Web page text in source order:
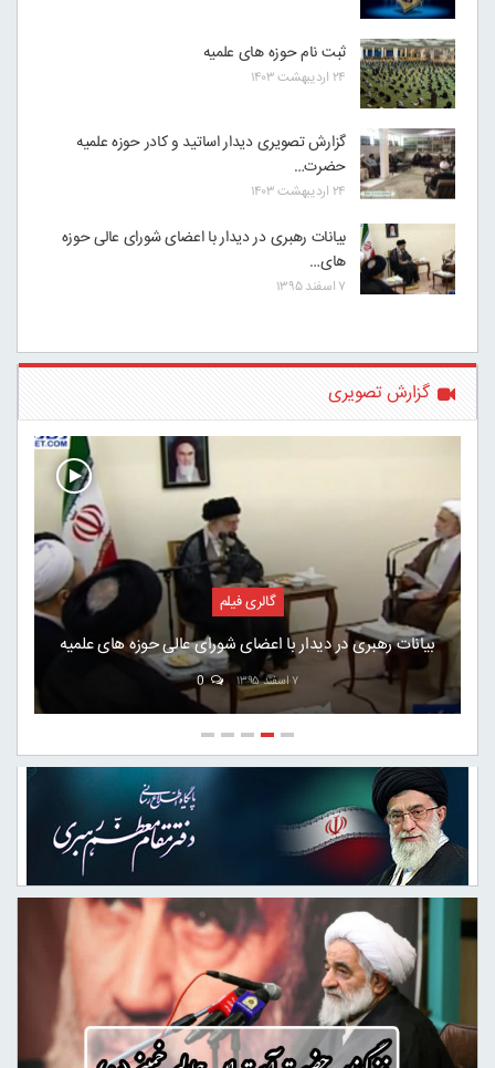
ثبت نام حوزه های علمیه
۲۴ اردیبهشت ۱۴۰۳
گزارش تصویری دیدار اساتید و کادر حوزه علمیه
حضرت…
۲۴ اردیبهشت ۱۴۰۳
بیانات رهبری در دیدار با اعضای شورای عالی حوزه
های…
۷ اسفند ۱۳۹۵
گزارش تصویری
گالری فیلم
سخنان تاریخی امام خمینی(ره) در بدو ورود به ایران
۷ اسفند ۱۳۹۵ 0